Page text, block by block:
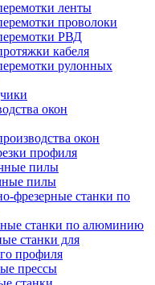
ленты
проволоки
РВД
кабеля
рулонных
окон
окон
профиля
пилы
пилы
фрезерные станки по
станки по алюминию
станки для
профиля
прессы